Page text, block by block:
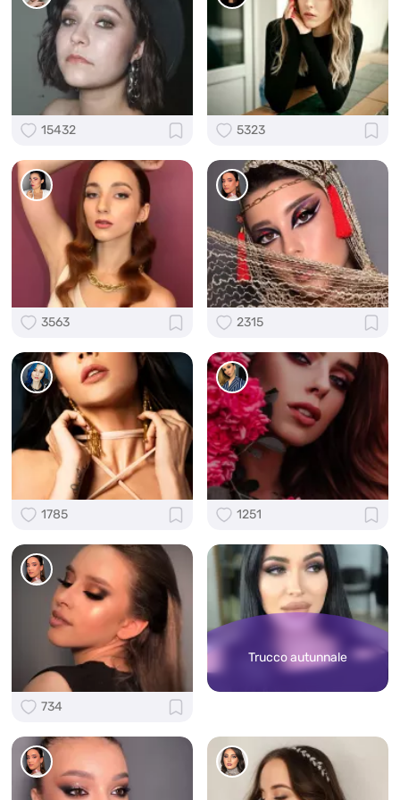
15432 5323
3563 2315
1785 1251
734
Trucco autunnale